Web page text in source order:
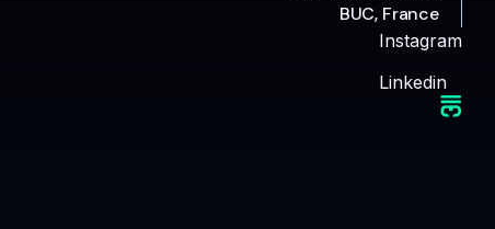
BUC, France
Instagram
Linkedin